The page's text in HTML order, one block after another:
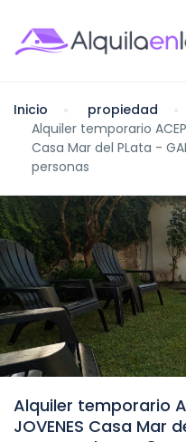
Inicio propiedad
Alquiler temporario
Casa Mar del PLata -
personas
Alquiler temporario
JOVENES Casa Mar